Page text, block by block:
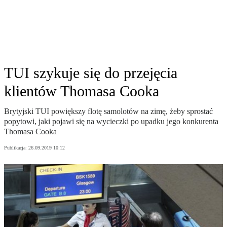
TUI szykuje się do przejęcia
klientów Thomasa Cooka
Brytyjski TUI powiększy flotę samolotów na zimę, żeby sprostać
popytowi, jaki pojawi się na wycieczki po upadku jego konkurenta
Thomasa Cooka
Publikacja: 26.09.2019 10:12